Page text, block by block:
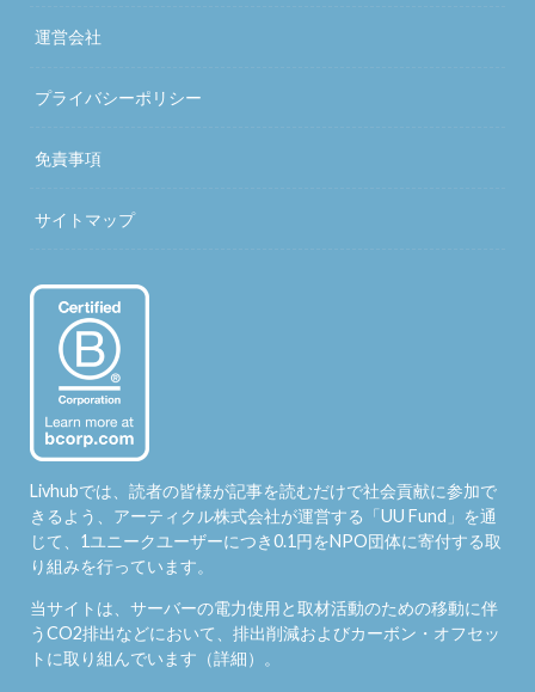
運営会社
プライバシーポリシー
免責事項
サイトマップ
Livhubでは、読者の皆様が記事を読むだけで社会貢献に参加で
きるよう、アーティクル株式会社が運営する「UU Fund 」を通
じて、1ユニークユーザーにつき0.1円をNPO団体に寄付する取
り組みを行っています。
当サイトは、サーバーの電力使用と取材活動のための移動に伴
うCO2排出などにおいて、排出削減およびカーボン・オフセッ
トに取り組んでいます（詳細）。